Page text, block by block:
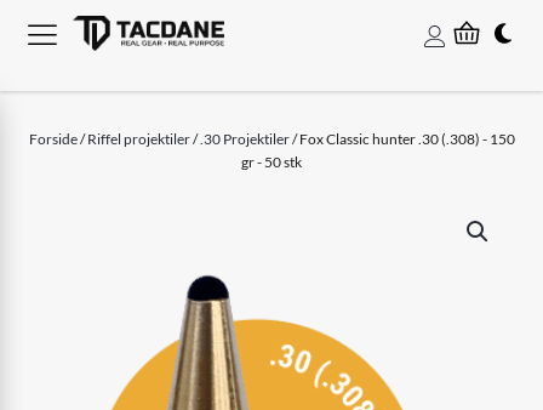
Forside/Riffel projektiler/.30 Projektiler/ Fox Classic hunter .30 (.308) - 150
gr - 50 stk